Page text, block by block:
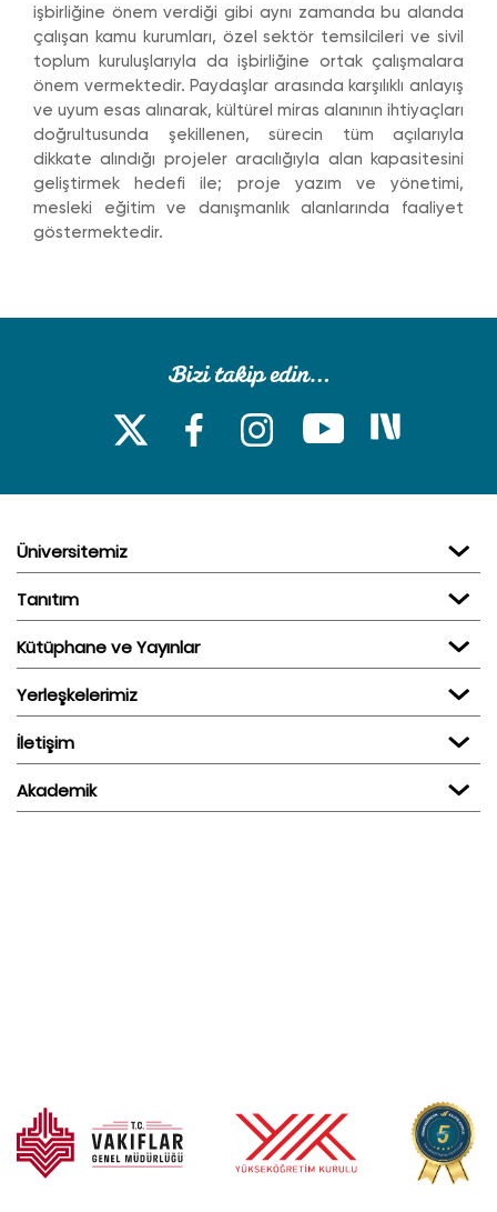
işbirliğine önem verdiği gibi aynı zamanda bu alanda
çalışan kamu kurumları, özel sektör temsilcileri ve sivil
toplum kuruluşlarıyla da işbirliğine ortak çalışmalara
önem vermektedir. Paydaşlar arasında karşılıklı anlayış
ve uyum esas alınarak, kültürel miras alanının ihtiyaçları
doğrultusunda şekillenen, sürecin tüm açılarıyla
dikkate alındığı projeler aracılığıyla alan kapasitesini
geliştirmek hedefi ile; proje yazım ve yönetimi,
mesleki eğitim ve danışmanlık alanlarında faaliyet
göstermektedir.
Üniversitemiz
Tanıtım
Kütüphane ve Yayınlar
Yerleşkelerimiz
İletişim
Akademik